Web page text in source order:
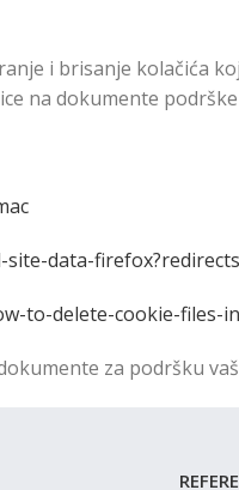
i brisanje kolačića
na dokumente
data-
to-delete-cookie-files-
za podršku